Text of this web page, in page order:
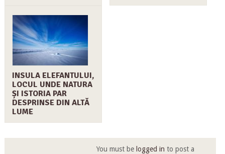
INSULA ELEFANTULUI,
LOCUL UNDE NATURA
ȘI ISTORIA PAR
DESPRINSE DIN ALTĂ
LUME
You must be logged in to post a